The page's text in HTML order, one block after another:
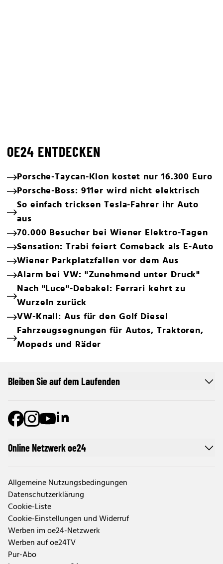
OE24 ENTDECKEN
Porsche-Taycan-Klon kostet nur 16.300 Euro
Porsche-Boss: 911er wird nicht elektrisch
So einfach tricksen Tesla-Fahrer ihr Auto
aus
70.000 Besucher bei Wiener Elektro-Tagen
Sensation: Trabi feiert Comeback als E-Auto
Wiener Parkplatzfallen vor dem Aus
Alarm bei VW: "Zunehmend unter Druck"
Nach "Luce"-Debakel: Ferrari kehrt zu
Wurzeln zurück
VW-Knall: Aus für den Golf Diesel
Fahrzeugsegnungen für Autos, Traktoren,
Mopeds und Räder
Online Netzwerk oe24
Allgemeine Nutzungsbedingungen
Datenschutzerklärung
Cookie-Liste
Cookie-Einstellungen und Widerruf
Werben im oe24-Netzwerk
Werben auf oe24TV
Pur-Abo
Bleiben Sie auf dem Laufenden